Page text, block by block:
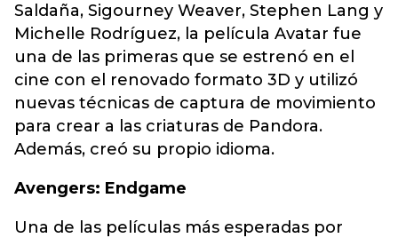
Saldaña, Sigourney Weaver, Stephen Lang y
Michelle Rodríguez, la película Avatar fue
una de las primeras que se estrenó en el
cine con el renovado formato 3D y utilizó
nuevas técnicas de captura de movimiento
para crear a las criaturas de Pandora.
Además, creó su propio idioma.
Avengers: Endgame
Una de las películas más esperadas por